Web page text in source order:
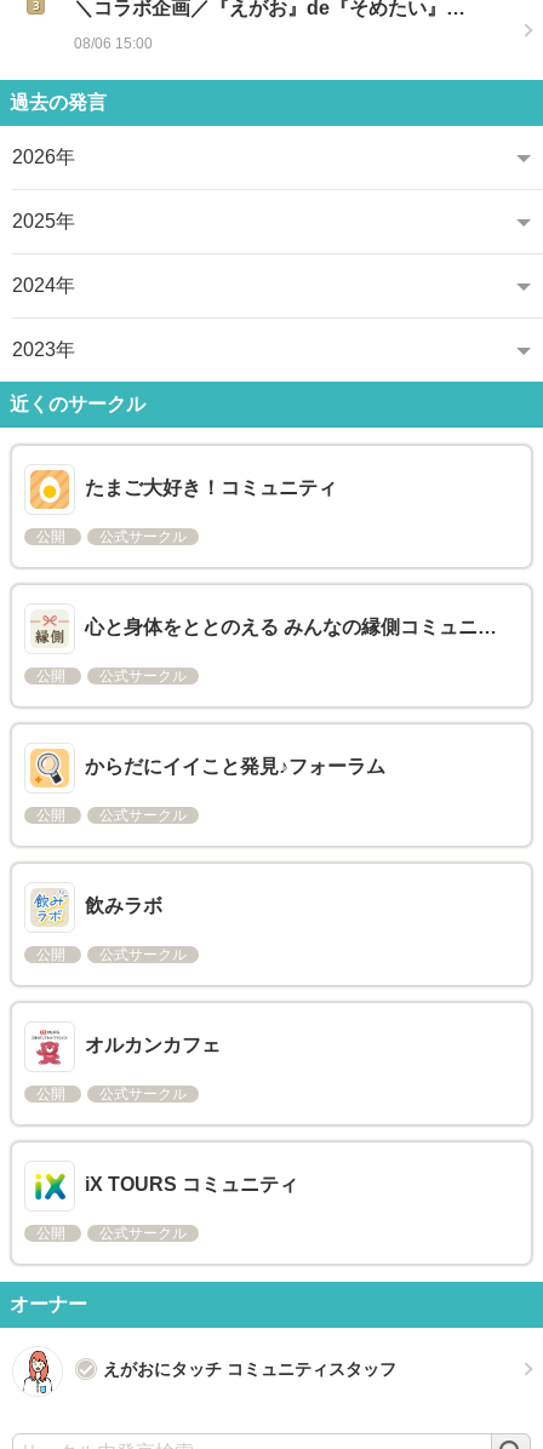
＼コラボ企画／『えがお』de『そめたい』…
08/06 15:00
過去の発言
2026年
2025年
2024年
2023年
近くのサークル
たまご大好き！コミュニティ
公開 公式サークル
心と身体をととのえる みんなの縁側コミュニ…
公開 公式サークル
からだにイイこと発見♪フォーラム
公開 公式サークル
飲みラボ
公開 公式サークル
オルカンカフェ
公開 公式サークル
iX TOURS コミュニティ
公開 公式サークル
オーナー
えがおにタッチ コミュニティスタッフ